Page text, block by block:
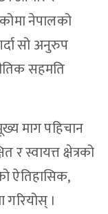
नेपालको
सो अनुरुप
सहमति
माग पहिचान
र स्वायत्त क्षेत्रको
ऐतिहासिक,
।